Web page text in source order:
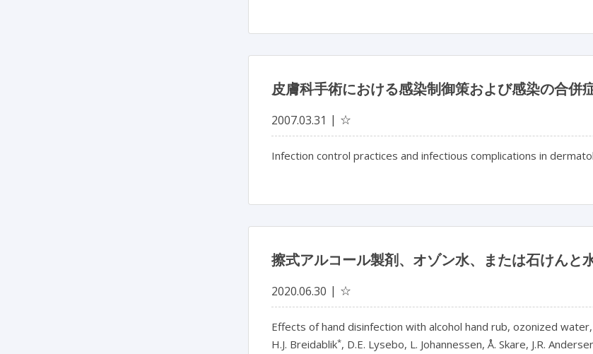
皮膚科手術における感染制御策および感染の合併
2007.03.31 ☆
Infection control practices and infectious complications in
擦式アルコール製剤、オゾン水、または石けん
2020.06.30 ☆
Effects of hand disinfection with alcohol hand rub, ozonized
H.J. Breidablik*, D.E. Lysebo, L. Johannessen, Å. Skare, J.R.